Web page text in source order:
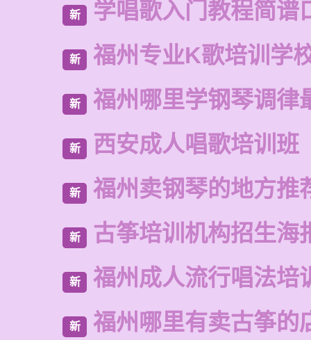
新 学唱歌入门教程简谱
新 福州专业K歌培训学
新 福州哪里学钢琴调律
新 西安成人唱歌培训班
新 福州卖钢琴的地方推
新 古筝培训机构招生海
新 福州成人流行唱法培
新 福州哪里有卖古筝的